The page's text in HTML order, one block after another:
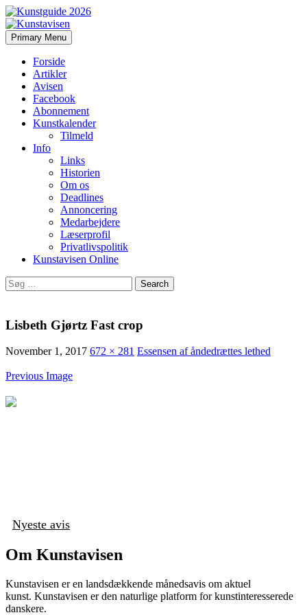
Kunstavisen
Search
Primary Menu Skip
to
Forside
Artikler
Avisen
Facebook
Abonnement
Kunstkalender
Tilmeld
Info
Links
Historien
Om os
Deadlines
Annoncering
Medarbejdere
Læserprofil
Privatlivspolitik
Kunstavisen Online
Search
for:
Lisbeth Gjørtz Fast crop
November 1, 2017 672 × 281 Essensen af åndedrættes lethed
Previous Image
Nyeste avis
Om Kunstavisen
Kunstavisen er en landsdækkende månedsavis om aktuel
kunst. Kunstavisen er den naturlige platform for kunstinteresserede
danskere.